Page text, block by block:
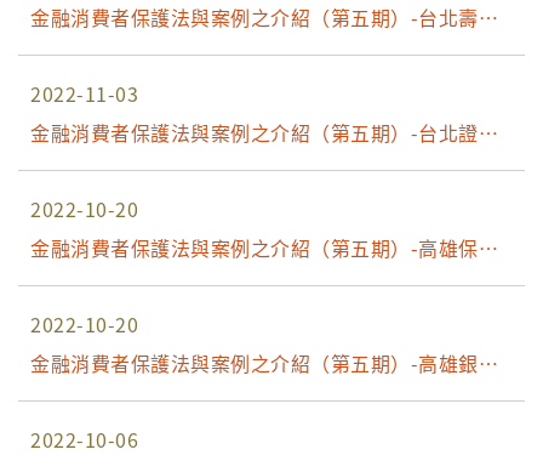
金融消費者保護法與案例之介紹（第五期）-台北壽險
場
2022-11-03
金融消費者保護法與案例之介紹（第五期）-台北證期
場
2022-10-20
金融消費者保護法與案例之介紹（第五期）-高雄保險
場
2022-10-20
金融消費者保護法與案例之介紹（第五期）-高雄銀證
場
2022-10-06